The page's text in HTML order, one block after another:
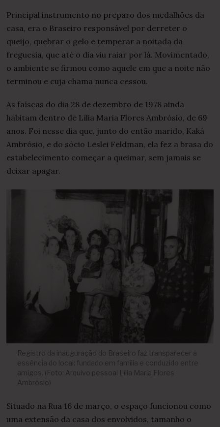
r
i
d
e
0
2
Principal instrumento no preparo dos medalhões da
casa, era o Braseiro responsável por derreter o
queijo, quebrar o gelo e temperar a noitada da
freguesia, que até o dia viu raiar por lá. Movimentado,
o ambiente se firmou como aquele em que a noite não
terminou e cuja chama nunca cessou.
As faíscas do dia 28 de dezembro de 1978 ainda
habitam dentro de Lília Maria Flores Ambrósio, de 69
anos. Foi nesse dia que, junto do então marido, Kaká
Ambrósio, e do sócio Leslei Feldman, ela fez a brasa do
estabelecimento começar a queimar, sem jamais se
deixar apagar.
Registro da inauguração do Braseiro faz transparecer a
essência do local: fundado em família e conduzido entre
amigos. (Foto: Arquivo pessoal Lília Maria Flores
Ambrósio)
Situado na Rua 16 de março, o espaço funcionou como
uma extensão da casa dos envolvidos, tamanho o